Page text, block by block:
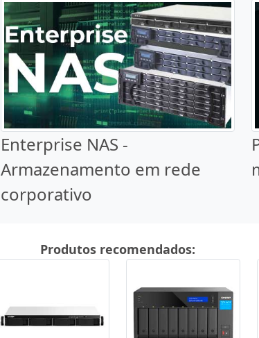
Enterprise NAS -
Armazenamento em rede
corporativo
Produtos recomendados: